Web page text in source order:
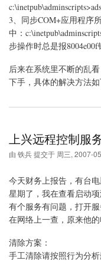
3、同步COM+应用程序
中：
步操作时总是报8004e00f
后来在系统里不断的乱
下手，具体的解决方法如
上兴远程控制服
由 铁兵提交于 周三, 2007-
今天财务上报告，有台
星期了，我在查看启动
有个服务有问题，打开
在网络上一查，原来他
清除方案：
手工清除请按照行为分